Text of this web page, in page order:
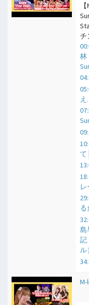
チ
林
え
て
レ
島
記
M-